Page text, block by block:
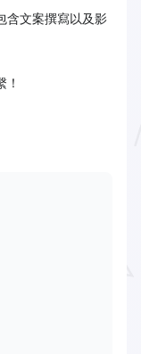
含文案撰寫以及影